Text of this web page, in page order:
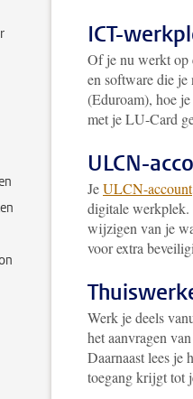
ICT-
Of je nu werkt op
en software die
(Eduroam), hoe
met je LU-Card
ULCN-
JeULCN-account
digitale werkplek.
wijzigen van je
voor extra
Werk je deels
het aanvragen
Daarnaast lees je
toegang krijgt tot